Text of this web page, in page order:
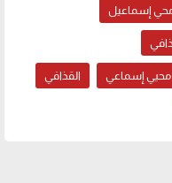
إسماعيل
محيي إسماعي القذافي